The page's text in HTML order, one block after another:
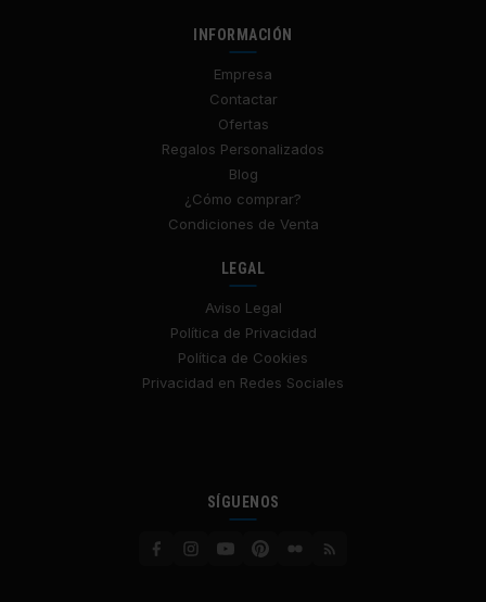
INFORMACIÓN
Empresa
Contactar
Ofertas
Regalos Personalizados
Blog
¿Cómo comprar?
Condiciones de Venta
LEGAL
Aviso Legal
Política de Privacidad
Política de Cookies
Privacidad en Redes Sociales
SÍGUENOS